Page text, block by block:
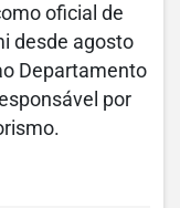
oficial de
desde agosto
Departamento
por